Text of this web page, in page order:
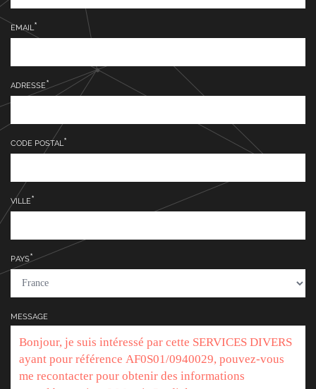
EMAIL
ADRESSE
CODE POSTAL
VILLE
PAYS
MESSAGE